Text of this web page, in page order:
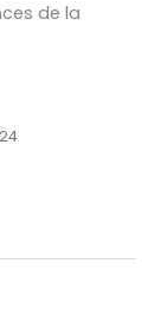
de la